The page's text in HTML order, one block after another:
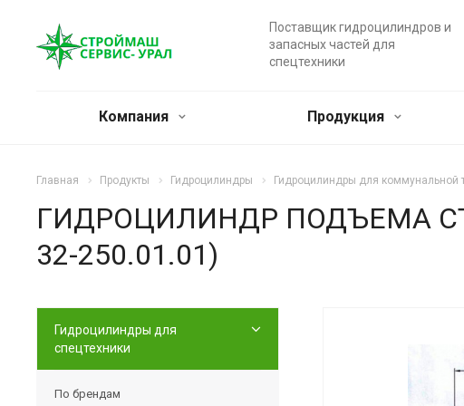
Поставщик гидроцилиндров и
запасных частей для
спецтехники
Компания Продукция
Главная Продукты Гидроцилиндры Гидроцилиндры для коммунальной
ГИДРОЦИЛИНДР ПОДЪЕМА
32-250.01.01)
Гидроцилиндры для
спецтехники
По брендам